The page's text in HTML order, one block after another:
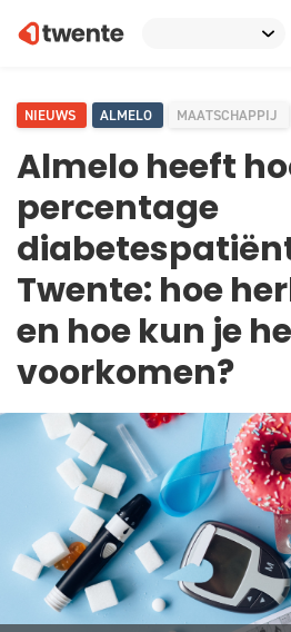
NIEUWS ALMELO MAATSCHAPPIJ
Almelo heeft
percentage
Twente: hoe
en hoe kun je
voorkomen?